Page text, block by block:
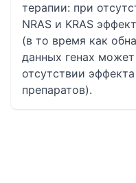
терапии: при
NRAS и KRAS
(в то время как
данных генах
отсутствии
препаратов).